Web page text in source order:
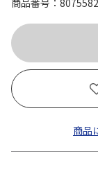
商品番号
商品